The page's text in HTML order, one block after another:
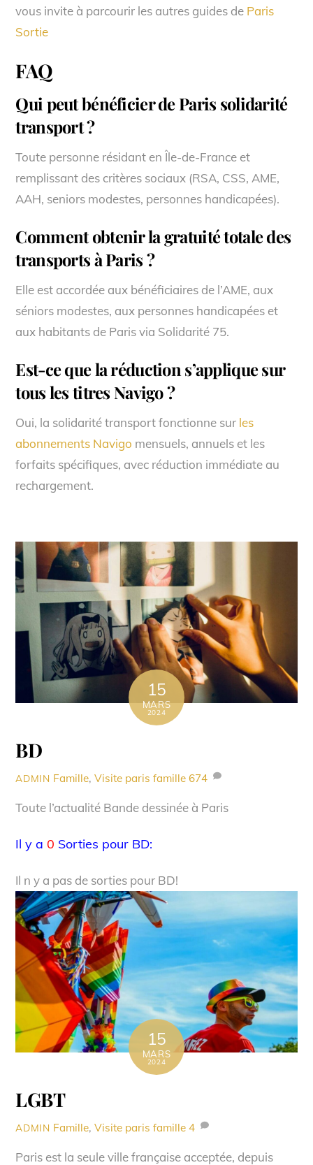
vous invite à parcourir les autres guides de Paris
Sortie
FAQ
Qui peut bénéficier de Paris solidarité
transport ?
Toute personne résidant en Île-de-France et
remplissant des critères sociaux (RSA, CSS, AME,
AAH, seniors modestes, personnes handicapées).
Comment obtenir la gratuité totale des
transports à Paris ?
Elle est accordée aux bénéficiaires de l’AME, aux
séniors modestes, aux personnes handicapées et
aux habitants de Paris via Solidarité 75.
Est-ce que la réduction s’applique sur
tous les titres Navigo ?
Oui, la solidarité transport fonctionne sur les
abonnements Navigo mensuels, annuels et les
forfaits spécifiques, avec réduction immédiate au
rechargement.
15
MARS
2024
BD
ADMIN Famille, Visite paris famille 674
Toute l’actualité Bande dessinée à Paris
Il y a 0 Sorties pour BD:
Il n y a pas de sorties pour BD!
15
MARS
2024
LGBT
ADMIN Famille, Visite paris famille 4
Paris est la seule ville française acceptée, depuis